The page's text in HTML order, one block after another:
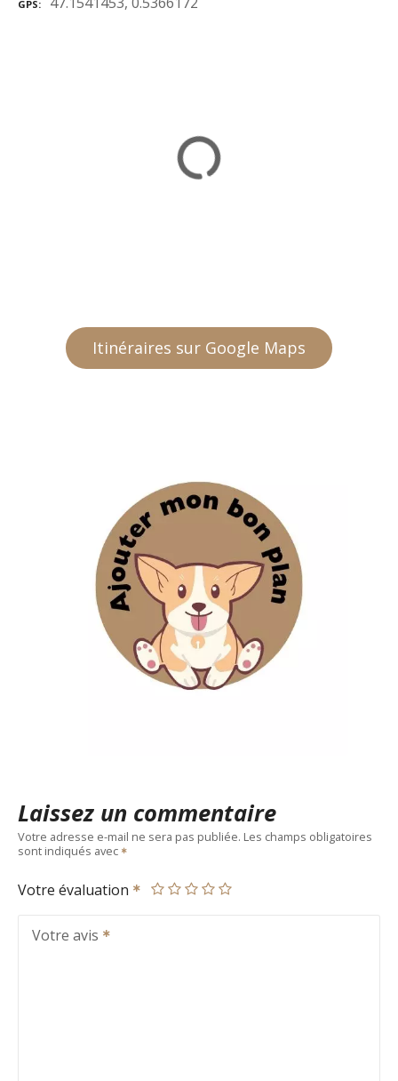
GPS
Itinéraires sur Google Maps
Laissez un commentaire
Votre adresse e-mail ne sera pas publiée. Les champs obligatoires
sont indiqués avec
Votre évaluation
Votre avis